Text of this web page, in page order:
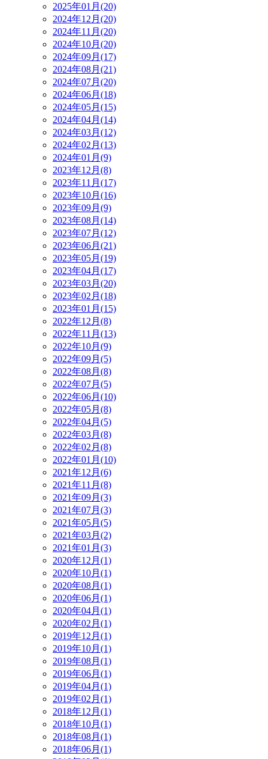
2025年01月(20)
2024年12月(20)
2024年11月(20)
2024年10月(20)
2024年09月(17)
2024年08月(21)
2024年07月(20)
2024年06月(18)
2024年05月(15)
2024年04月(14)
2024年03月(12)
2024年02月(13)
2024年01月(9)
2023年12月(8)
2023年11月(17)
2023年10月(16)
2023年09月(9)
2023年08月(14)
2023年07月(12)
2023年06月(21)
2023年05月(19)
2023年04月(17)
2023年03月(20)
2023年02月(18)
2023年01月(15)
2022年12月(8)
2022年11月(13)
2022年10月(9)
2022年09月(5)
2022年08月(8)
2022年07月(5)
2022年06月(10)
2022年05月(8)
2022年04月(5)
2022年03月(8)
2022年02月(8)
2022年01月(10)
2021年12月(6)
2021年11月(8)
2021年09月(3)
2021年07月(3)
2021年05月(5)
2021年03月(2)
2021年01月(3)
2020年12月(1)
2020年10月(1)
2020年08月(1)
2020年06月(1)
2020年04月(1)
2020年02月(1)
2019年12月(1)
2019年10月(1)
2019年08月(1)
2019年06月(1)
2019年04月(1)
2019年02月(1)
2018年12月(1)
2018年10月(1)
2018年08月(1)
2018年06月(1)